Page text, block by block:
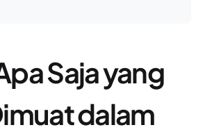
Saja yang
dalam